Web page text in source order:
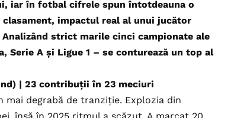
iar în fotbal cifrele spun întotdeauna o
impactul real al unui jucător
strict marile cinci campionate ale
Serie A și Ligue 1 – se conturează un top al
| 23 contribuții în 23 meciuri
degrabă de tranziție. Explozia din